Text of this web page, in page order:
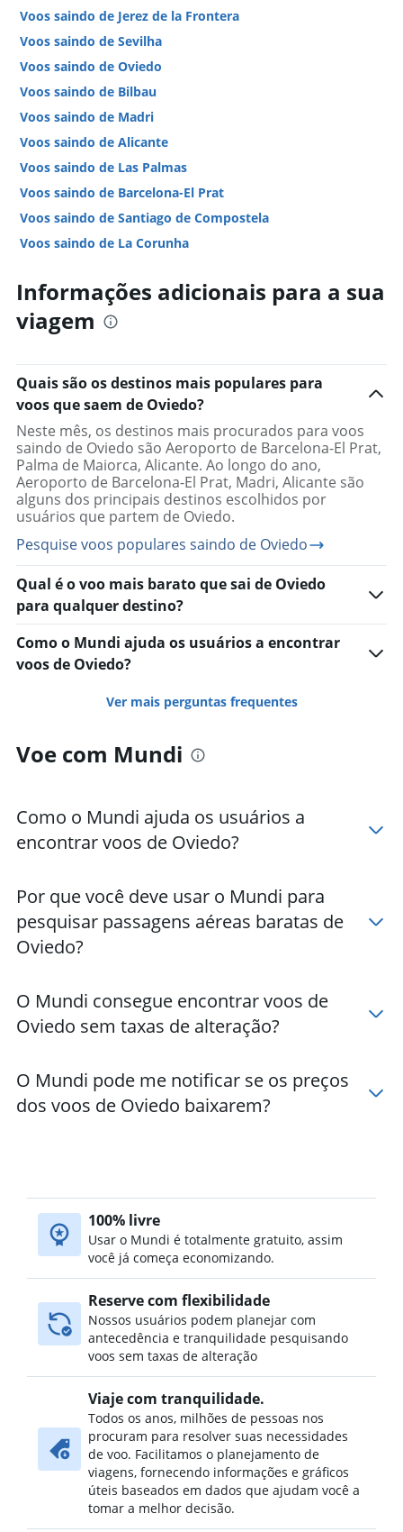
Voos saindo de Jerez de la Frontera
Voos saindo de Sevilha
Voos saindo de Oviedo
Voos saindo de Bilbau
Voos saindo de Madri
Voos saindo de Alicante
Voos saindo de Las Palmas
Voos saindo de Barcelona-El Prat
Voos saindo de Santiago de Compostela
Voos saindo de La Corunha
Voos saindo de Palma de Maiorca
Voos saindo de Ibiza
Voos saindo de Valência
Informações adicionais para a sua
viagem
Quais são os destinos mais populares para
voos que saem de Oviedo?
Neste mês, os destinos mais procurados para voos
saindo de Oviedo são Aeroporto de Barcelona-El Prat,
Palma de Maiorca, Alicante. Ao longo do ano,
Aeroporto de Barcelona-El Prat, Madri, Alicante são
alguns dos principais destinos escolhidos por
usuários que partem de Oviedo.
Pesquise voos populares saindo de Oviedo
Qual é o voo mais barato que sai de Oviedo
para qualquer destino?
Como o Mundi ajuda os usuários a encontrar
voos de Oviedo?
Ver mais perguntas frequentes
Voe com Mundi
Como o Mundi ajuda os usuários a
encontrar voos de Oviedo?
Por que você deve usar o Mundi para
pesquisar passagens aéreas baratas de
Oviedo?
O Mundi consegue encontrar voos de
Oviedo sem taxas de alteração?
O Mundi pode me notificar se os preços
dos voos de Oviedo baixarem?
100% livre
Usar o Mundi é totalmente gratuito, assim
você já começa economizando.
Reserve com flexibilidade
Nossos usuários podem planejar com
antecedência e tranquilidade pesquisando
voos sem taxas de alteração
Viaje com tranquilidade.
Todos os anos, milhões de pessoas nos
procuram para resolver suas necessidades
de voo. Facilitamos o planejamento de
viagens, fornecendo informações e gráficos
úteis baseados em dados que ajudam você a
tomar a melhor decisão.